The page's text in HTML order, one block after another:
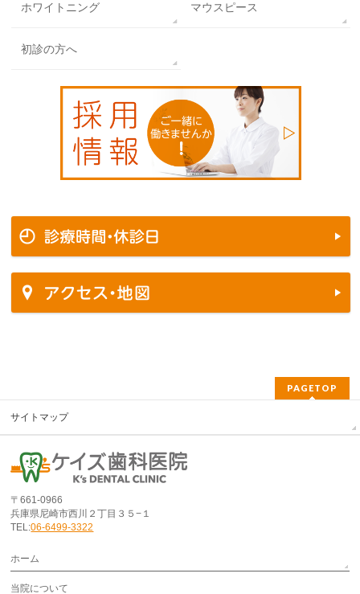
ホワイトニング マウスピース
初診の方へ
PAGETOP
サイトマップ
〒661-0966
兵庫県尼崎市西川２丁目３５−１
TEL:06-6499-3322
ホーム
当院について